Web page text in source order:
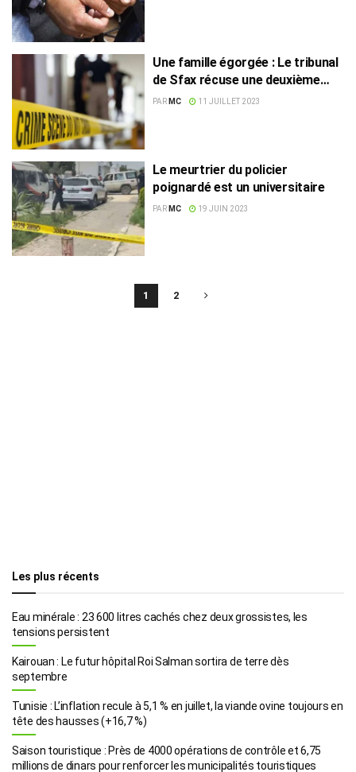
Une famille égorgée : Le tribunal
de Sfax récuse une deuxième
version impliquant des migrants
PAR MC 11 JUILLET 2023
Le meurtrier du policier
poignardé est un universitaire
PAR MC 19 JUIN 2023
1 2
Les plus récents
Eau minérale : 23 600 litres cachés chez deux grossistes, les
tensions persistent
Kairouan : Le futur hôpital Roi Salman sortira de terre dès
septembre
Tunisie : L’inflation recule à 5,1 % en juillet, la viande ovine toujours en
tête des hausses (+16,7 %)
Saison touristique : Près de 4000 opérations de contrôle et 6,75
millions de dinars pour renforcer les municipalités touristiques